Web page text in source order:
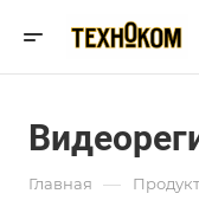
Главная —